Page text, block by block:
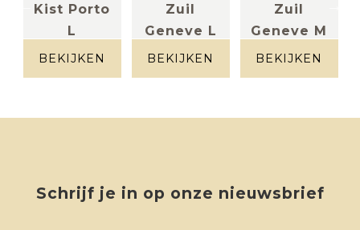
Kist Porto
L
BEKIJKEN
Zuil
Geneve L
BEKIJKEN
Zuil
Geneve M
BEKIJKEN
Schrijf je in op onze nieuwsbrief